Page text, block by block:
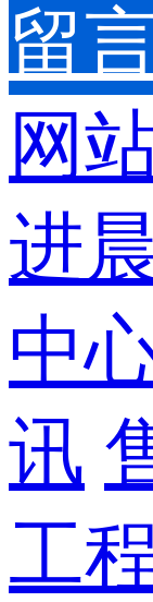
留
网
进
中
讯
工